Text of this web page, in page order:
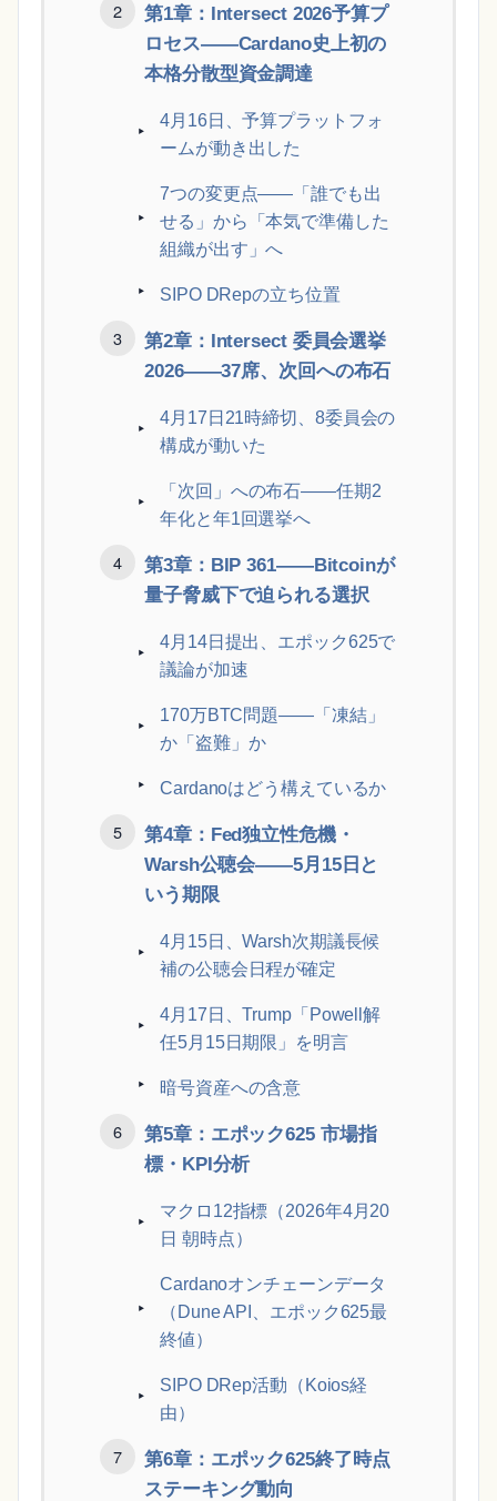
第1章：Intersect 2026予算プ
ロセス——Cardano史上初の
本格分散型資金調達
4月16日、予算プラットフォ
ームが動き出した
7つの変更点——「誰でも出
せる」から「本気で準備した
組織が出す」へ
SIPO DRepの立ち位置
第2章：Intersect 委員会選挙
2026——37席、次回への布石
4月17日21時締切、8委員会の
構成が動いた
「次回」への布石——任期2
年化と年1回選挙へ
第3章：BIP 361——Bitcoinが
量子脅威下で迫られる選択
4月14日提出、エポック625で
議論が加速
170万BTC問題——「凍結」
か「盗難」か
Cardanoはどう構えているか
第4章：Fed独立性危機・
Warsh公聴会——5月15日と
いう期限
4月15日、Warsh次期議長候
補の公聴会日程が確定
4月17日、Trump「Powell解
任5月15日期限」を明言
暗号資産への含意
第5章：エポック625 市場指
標・KPI分析
マクロ12指標（2026年4月20
日 朝時点）
Cardanoオンチェーンデータ
（Dune API、エポック625最
終値）
SIPO DRep活動（Koios経
由）
第6章：エポック625終了時点
ステーキング動向